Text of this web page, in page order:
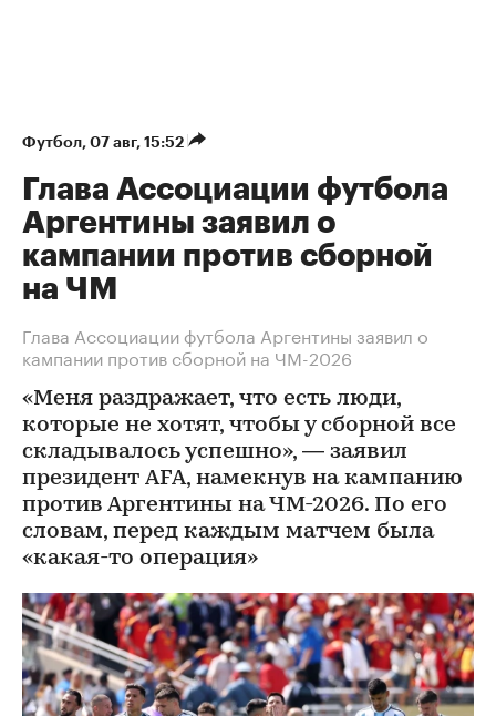
Футбол 07 авг, 15:52
Глава Ассоциации футбола
Аргентины заявил о
кампании против сборной
на ЧМ
Глава Ассоциации футбола Аргентины заявил о
кампании против сборной на ЧМ-2026
«Меня раздражает, что есть люди,
которые не хотят, чтобы у сборной все
складывалось успешно», — заявил
президент AFA, намекнув на кампанию
против Аргентины на ЧМ-2026. По его
словам, перед каждым матчем была
«какая-то операция»